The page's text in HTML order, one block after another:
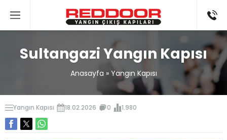
Sultangazi Yangın Kapısı
Anasayfa » Yangın Kapısı
Yangın Kapısı 18.02.2026 0 1.980